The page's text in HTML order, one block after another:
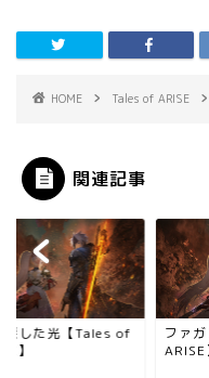
HOME Tales of ARISE
関連記事
戻した光【Tales of
】
ファ
ARISE